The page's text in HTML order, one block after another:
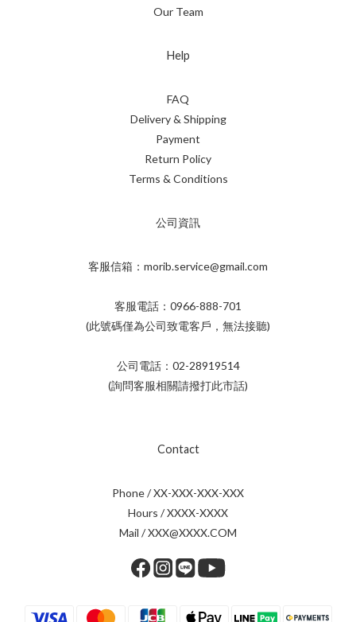
Our Team
Help
FAQ
Delivery & Shipping
Payment
Return Policy
Terms & Conditions
公司資訊
客服信箱：morib.service@gmail.com
客服電話：0966-888-701
(此號碼僅為公司致電客戶，無法接聽)
公司電話：02-28919514
(詢問客服相關請撥打此市話)
Contact
Phone / XX-XXX-XXX-XXX
Hours / XXXX-XXXX
Mail / XXX@XXXX.COM